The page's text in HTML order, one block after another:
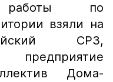
работы по
взяли на
СРЗ,
Дома-